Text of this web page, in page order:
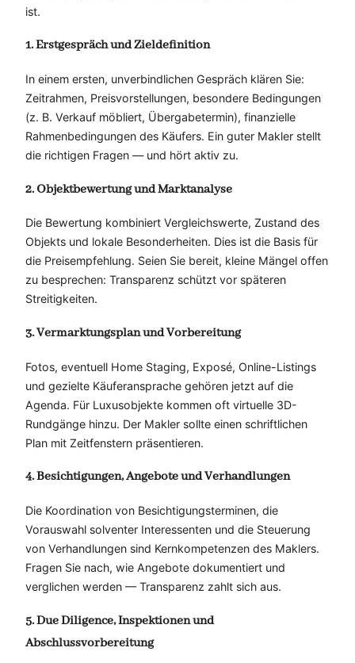
ist.
1. Erstgespräch und Zieldefinition
In einem ersten, unverbindlichen Gespräch klären Sie:
Zeitrahmen, Preisvorstellungen, besondere Bedingungen
(z. B. Verkauf möbliert, Übergabetermin), finanzielle
Rahmenbedingungen des Käufers. Ein guter Makler stellt
die richtigen Fragen — und hört aktiv zu.
2. Objektbewertung und Marktanalyse
Die Bewertung kombiniert Vergleichswerte, Zustand des
Objekts und lokale Besonderheiten. Dies ist die Basis für
die Preisempfehlung. Seien Sie bereit, kleine Mängel offen
zu besprechen: Transparenz schützt vor späteren
Streitigkeiten.
3. Vermarktungsplan und Vorbereitung
Fotos, eventuell Home Staging, Exposé, Online-Listings
und gezielte Käuferansprache gehören jetzt auf die
Agenda. Für Luxusobjekte kommen oft virtuelle 3D-
Rundgänge hinzu. Der Makler sollte einen schriftlichen
Plan mit Zeitfenstern präsentieren.
4. Besichtigungen, Angebote und Verhandlungen
Die Koordination von Besichtigungsterminen, die
Vorauswahl solventer Interessenten und die Steuerung
von Verhandlungen sind Kernkompetenzen des Maklers.
Fragen Sie nach, wie Angebote dokumentiert und
verglichen werden — Transparenz zahlt sich aus.
5. Due Diligence, Inspektionen und
Abschlussvorbereitung